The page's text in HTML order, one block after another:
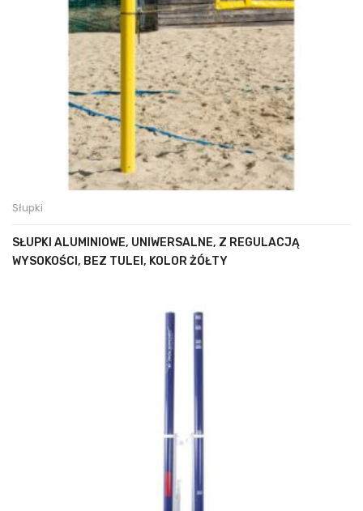
Słupki
SŁUPKI ALUMINIOWE, UNIWERSALNE, Z REGULACJĄ
WYSOKOŚCI, BEZ TULEI, KOLOR ŻÓŁTY